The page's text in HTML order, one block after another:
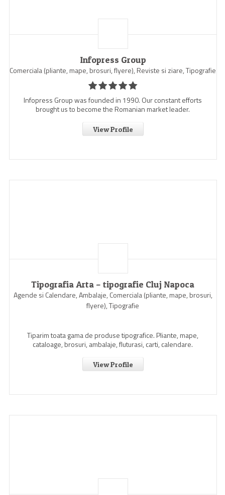
Infopress Group
Comerciala (pliante, mape, brosuri, flyere), Reviste si ziare, Tipografie
Infopress Group was founded in 1990. Our constant efforts
brought us to become the Romanian market leader.
View Profile
Tipografia Arta – tipografie Cluj Napoca
Agende si Calendare, Ambalaje, Comerciala (pliante, mape, brosuri,
flyere), Tipografie
Tiparim toata gama de produse tipografice. Pliante, mape,
cataloage, brosuri, ambalaje, fluturasi, carti, calendare.
View Profile